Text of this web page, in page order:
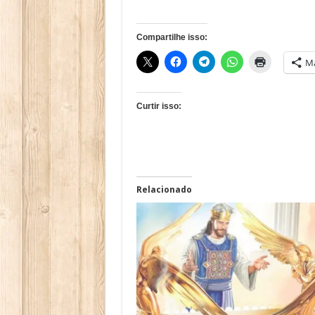
Compartilhe isso:
Curtir isso:
Relacionado